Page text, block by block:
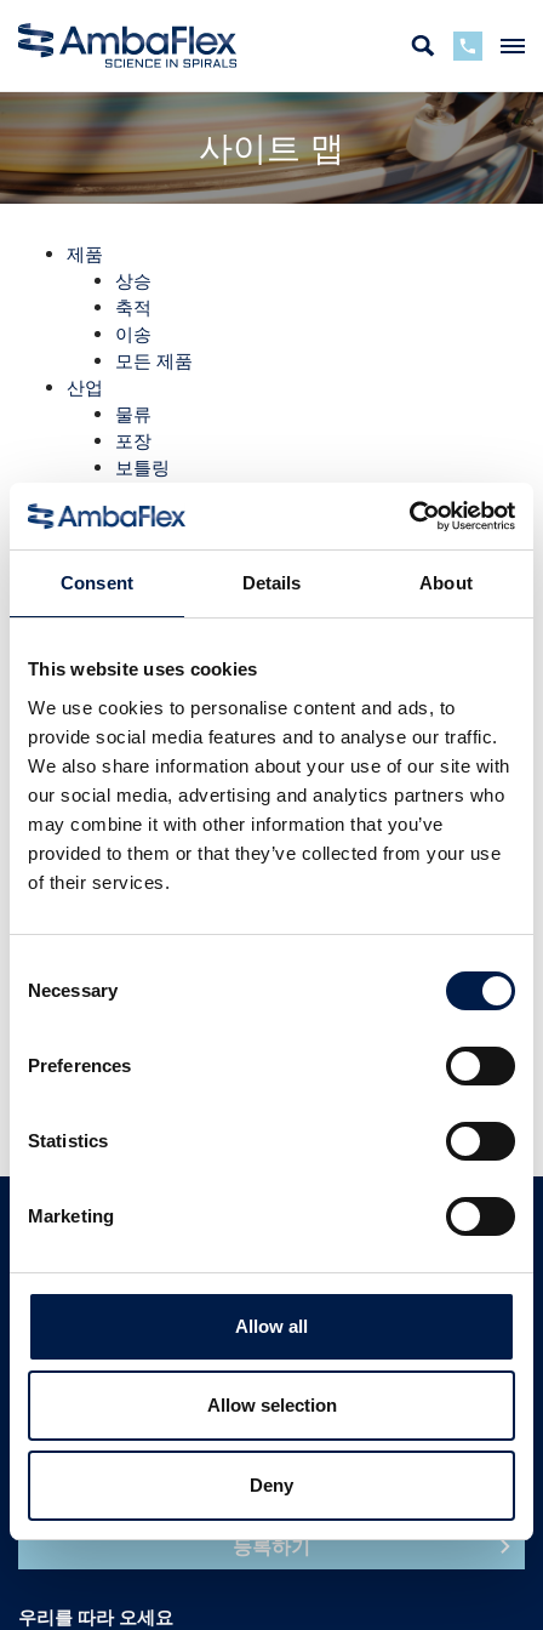
Consent Details About
This website uses cookies
We use cookies to personalise content and ads, to
provide social media features and to analyse our traffic.
We also share information about your use of our site with
our social media, advertising and analytics partners who
may combine it with other information that you’ve
provided to them or that they’ve collected from your use
of their services.
Selection
Necessary
Preferences
Statistics
Marketing
Allow all
Allow selection
Deny
사이트 맵
제품
상승
축적
이송
모든 제품
산업
물류
포장
보틀링
모든 산업
Product Finder
서비스
현장 서비스
다운로드
회사
간략 설명
우리의 목표
경력
뉴스
경력
엔지니어링
연락처
고객 지원
문의하기
등록하기
우리를 따라 오세요